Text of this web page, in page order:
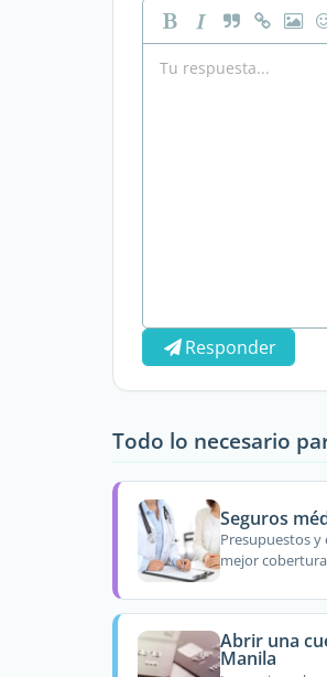
Responder
Todo lo necesario
Seguros
Presupuestos y
mejor
Abrir una
Manila